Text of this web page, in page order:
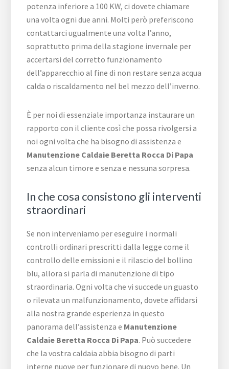
potenza inferiore a 100 KW, ci dovete chiamare
una volta ogni due anni. Molti però preferiscono
contattarci ugualmente una volta l’anno,
soprattutto prima della stagione invernale per
accertarsi del corretto funzionamento
dell’apparecchio al fine di non restare senza acqua
calda o riscaldamento nel bel mezzo dell’inverno.
È per noi di essenziale importanza instaurare un
rapporto con il cliente così che possa rivolgersi a
noi ogni volta che ha bisogno di assistenza e
Manutenzione Caldaie Beretta Rocca Di Papa
senza alcun timore e senza e nessuna sorpresa.
In che cosa consistono gli interventi
straordinari
Se non interveniamo per eseguire i normali
controlli ordinari prescritti dalla legge come il
controllo delle emissioni e il rilascio del bollino
blu, allora si parla di manutenzione di tipo
straordinaria. Ogni volta che vi succede un guasto
o rilevata un malfunzionamento, dovete affidarsi
alla nostra grande esperienza in questo
panorama dell’assistenza e Manutenzione
Caldaie Beretta Rocca Di Papa. Può succedere
che la vostra caldaia abbia bisogno di parti
interne nuove per funzionare di nuovo bene. Un